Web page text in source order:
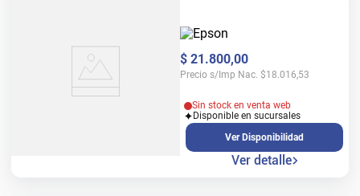
$ 21.800,00
Precio s/Imp Nac. $18.016,53
Sin stock en venta web
Disponible en sucursales
Ver Disponibilidad
Ver detalle